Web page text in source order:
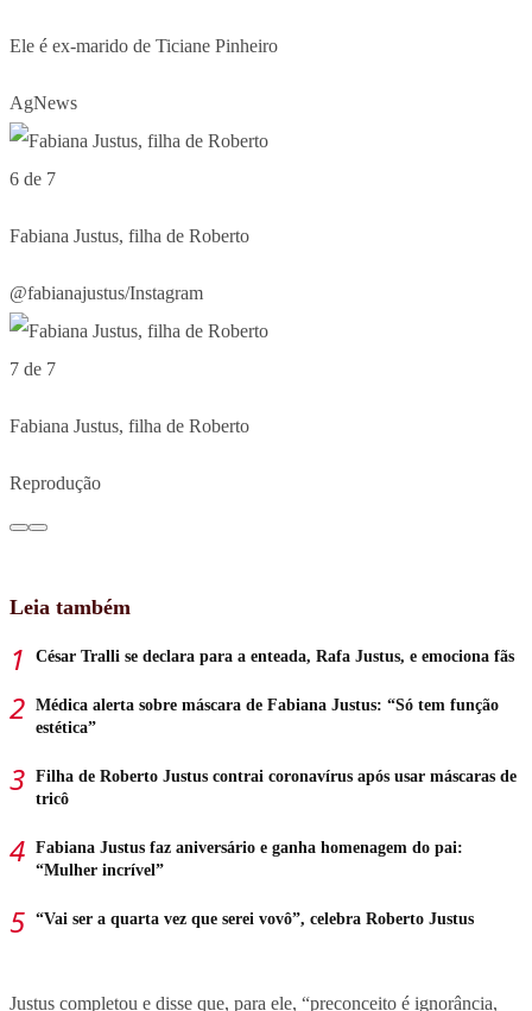
Ele é ex-marido de Ticiane Pinheiro
AgNews
6 de 7
Fabiana Justus, filha de Roberto
@fabianajustus/Instagram
7 de 7
Fabiana Justus, filha de Roberto
Reprodução
Leia também
César Tralli se declara para a enteada, Rafa Justus, e emociona fãs
Médica alerta sobre máscara de Fabiana Justus: “Só tem função
estética”
Filha de Roberto Justus contrai coronavírus após usar máscaras de
tricô
Fabiana Justus faz aniversário e ganha homenagem do pai:
“Mulher incrível”
“Vai ser a quarta vez que serei vovô”, celebra Roberto Justus
Justus completou e disse que, para ele, “preconceito é ignorância,